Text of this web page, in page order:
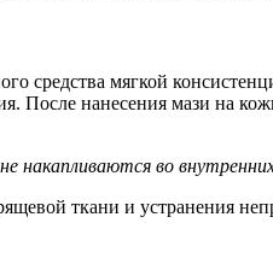
средства мягкой
После нанесения мази на
накапливаются во
ткани и устранения